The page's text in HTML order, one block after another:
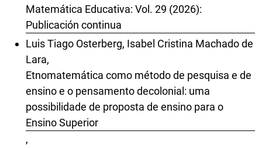
Matemática Educativa: Vol. 29 (2026):
Publicación continua
Luis Tiago Osterberg, Isabel Cristina Machado de
Lara,
Etnomatemática como método de pesquisa e de
ensino e o pensamento decolonial: uma
possibilidade de proposta de ensino para o
Ensino Superior
,